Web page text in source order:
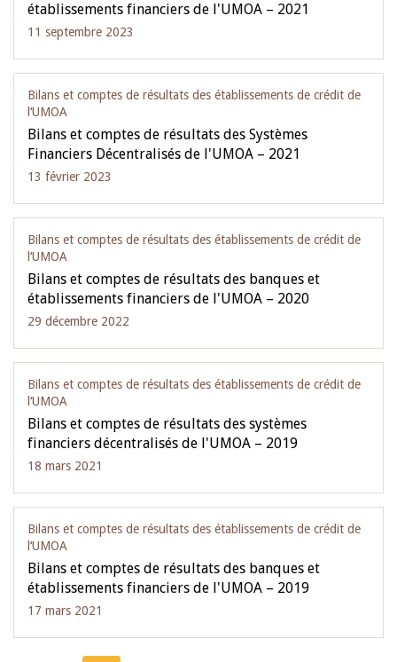
établissements financiers de l'UMOA – 2021
11 septembre 2023
Bilans et comptes de résultats des établissements de crédit de
l‘UMOA
Bilans et comptes de résultats des Systèmes
Financiers Décentralisés de l'UMOA – 2021
13 février 2023
Bilans et comptes de résultats des établissements de crédit de
l‘UMOA
Bilans et comptes de résultats des banques et
établissements financiers de l'UMOA – 2020
29 décembre 2022
Bilans et comptes de résultats des établissements de crédit de
l‘UMOA
Bilans et comptes de résultats des systèmes
financiers décentralisés de l'UMOA – 2019
18 mars 2021
Bilans et comptes de résultats des établissements de crédit de
l‘UMOA
Bilans et comptes de résultats des banques et
établissements financiers de l'UMOA – 2019
17 mars 2021